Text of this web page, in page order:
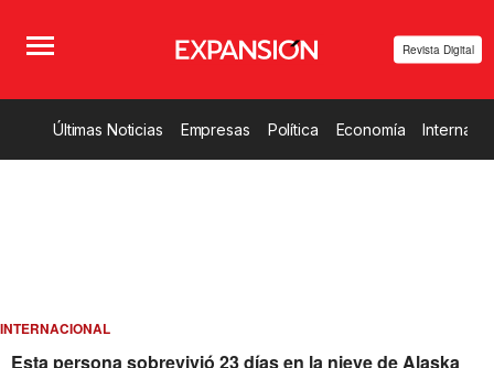
Revista Digital
Últimas Noticias Empresas Política Economía
INTERNACIONAL
Esta persona sobrevivió 23 días en la nieve de Alaska